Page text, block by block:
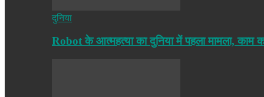
दुनिया
Robot के आत्महत्या का दुनिया में पहला मामला, काम